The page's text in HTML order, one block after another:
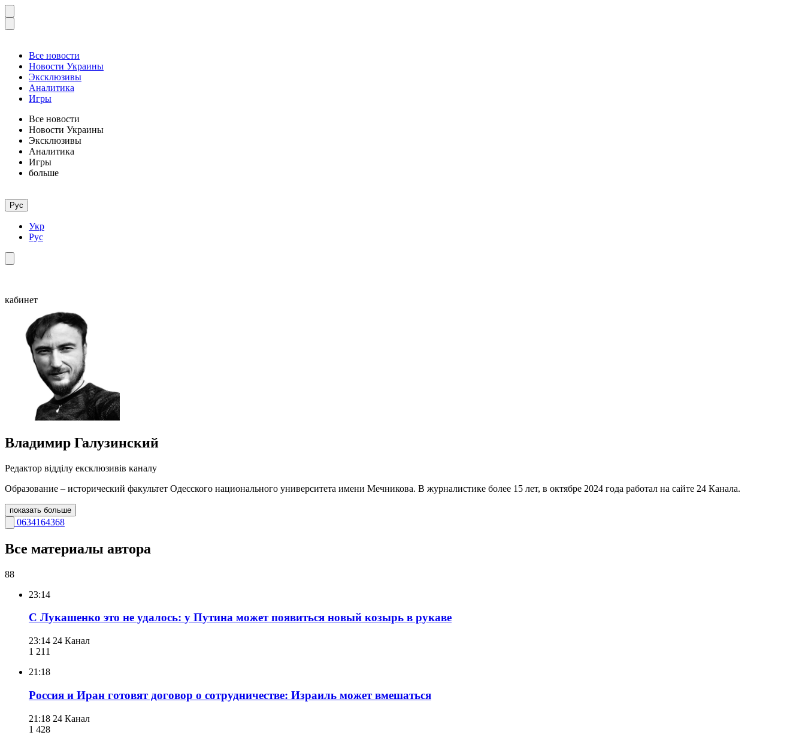
Все новости
Новости Украины
Эксклюзивы
Аналитика
Игры
Все новости
Новости Украины
Эксклюзивы
Аналитика
Игры
больше
Рус
Укр
Рус
кабинет
Владимир Галузинский
Редактор відділу ексклюзивів каналу
Образование – исторический факультет Одесского национального университета имени Мечникова. В журналистике более 15 лет, в октябре 2024 года работал на сайте 24 Канала.
показать больше
0634164368
Все материалы автора
88
23:14
С Лукашенко это не удалось: у Путина может появиться новый козырь в рукаве
23:14 24 Канал
1 211
21:18
Россия и Иран готовят договор о сотрудничестве: Израиль может вмешаться
21:18 24 Канал
1 428